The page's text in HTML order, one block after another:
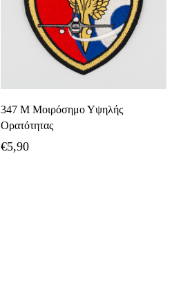
Προσθήκη Στο Καλάθι
347 Μ Μοιρόσημο Υψηλής
Ορατότητας
€5,90